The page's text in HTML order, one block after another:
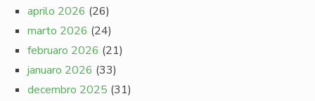
aprilo 2026 (26)
marto 2026 (24)
februaro 2026 (21)
januaro 2026 (33)
decembro 2025 (31)